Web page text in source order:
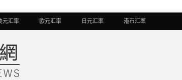
元汇率 欧元汇率 日元汇率 港币汇率